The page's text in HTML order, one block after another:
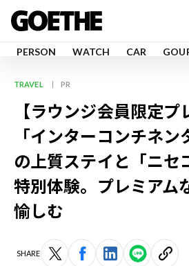
PERSON WATCH CAR
TRAVEL PR
【ラウンジ会員限定プ
「インターコンチネン
の上質ステイと「ニセ
特別体験。プレミアム
愉しむ
SHARE